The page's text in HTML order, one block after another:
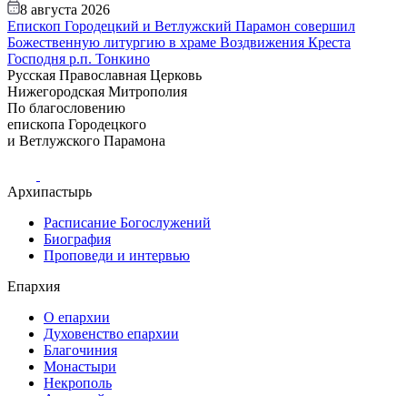
8 августа 2026
Епископ Городецкий и Ветлужский Парамон совершил
Божественную литургию в храме Воздвижения Креста
Господня р.п. Тонкино
Русская Православная Церковь
Нижегородская Митрополия
По благословению
епископа Городецкого
и Ветлужского Парамона
Архипастырь
Расписание Богослужений
Биография
Проповеди и интервью
Епархия
О епархии
Духовенство епархии
Благочиния
Монастыри
Некрополь